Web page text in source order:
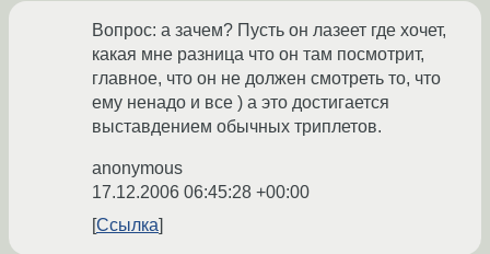
Вопрос: а зачем? Пусть он лазеет где хочет,
какая мне разница что он там посмотрит,
главное, что он не должен смотреть то, что
ему ненадо и все ) а это достигается
выставдением обычных триплетов.
anonymous
17.12.2006 06:45:28 +00:00
Ссылка